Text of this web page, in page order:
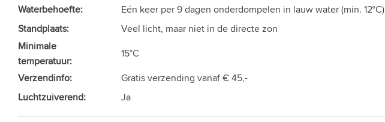
Waterbehoefte:
Eén keer per 9 dagen onderdompelen in lauw water (min. 12°C)
Standplaats:
Veel licht, maar niet in de directe zon
Minimale
temperatuur:
15°C
Verzendinfo:
Gratis verzending vanaf € 45,-
Luchtzuiverend:
Ja